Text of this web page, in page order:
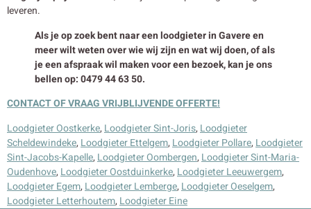
leveren.
Als je op zoek bent naar een loodgieter in Gavere en
meer wilt weten over wie wij zijn en wat wij doen, of als
je een afspraak wil maken voor een bezoek, kan je ons
bellen op: 0479 44 63 50.
CONTACT OF VRAAG VRIJBLIJVENDE OFFERTE!
Loodgieter Oostkerke, Loodgieter Sint-Joris, Loodgieter
Scheldewindeke, Loodgieter Ettelgem, Loodgieter Pollare, Loodgieter
Sint-Jacobs-Kapelle, Loodgieter Oombergen, Loodgieter Sint-Maria-
Oudenhove, Loodgieter Oostduinkerke, Loodgieter Leeuwergem,
Loodgieter Egem, Loodgieter Lemberge, Loodgieter Oeselgem,
Loodgieter Letterhoutem, Loodgieter Eine